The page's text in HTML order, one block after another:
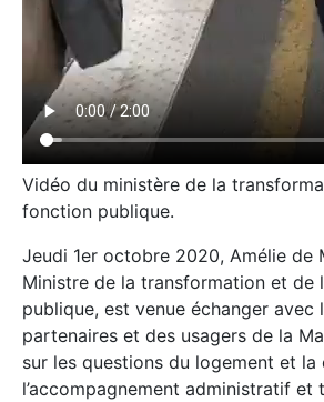
Vidéo du ministère de la
fonction publique.
Jeudi 1er octobre 2020, Amélie de
Ministre de la transformation et de
publique, est venue échanger avec
partenaires et des usagers de la
sur les questions du logement et la
l’accompagnement administratif et